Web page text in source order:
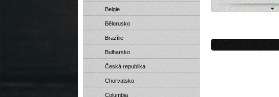
Belgie
Bělorusko
Brazílie
Bulharsko
Česká republika
Chorvatsko
Columbia